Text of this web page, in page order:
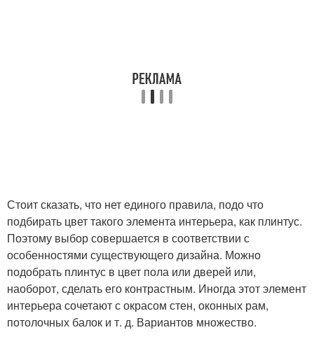
Стоит сказать, что нет единого правила, подо что
подбирать цвет такого элемента интерьера, как плинтус.
Поэтому выбор совершается в соответствии с
особенностями существующего дизайна. Можно
подобрать плинтус в цвет пола или дверей или,
наоборот, сделать его контрастным. Иногда этот элемент
интерьера сочетают с окрасом стен, оконных рам,
потолочных балок и т. д. Вариантов множество.